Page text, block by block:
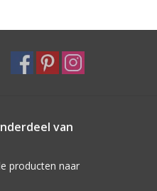
van
producten naar